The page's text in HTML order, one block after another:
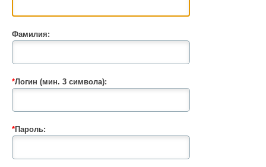
Фамилия:
*Логин (мин. 3 символа):
*Пароль: